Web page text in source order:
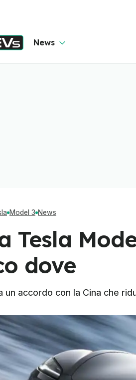
News
Model 3 News
Tesla
dove
un accordo con la Cina che